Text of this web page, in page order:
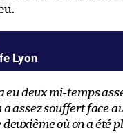
Lyon
a eu deux mi-temps
a assez souffert face
deuxième où on a été